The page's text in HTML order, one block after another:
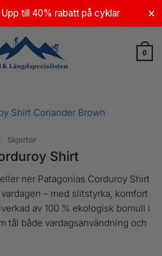
till 40% rabatt på cyklar ✕
0
/ Skjortor
Shirt
ner Patagonias Corduroy Shirt
– med slitstyrka, komfort
av 100 % ekologisk bomull i
tål både vardagsanvändning och